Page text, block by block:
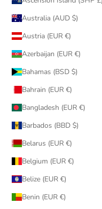
Australia (AUD $)
Austria (EUR €)
Azerbaijan (EUR €)
Bahamas (BSD $)
Bahrain (EUR €)
Bangladesh (EUR €)
Barbados (BBD $)
Belarus (EUR €)
Belgium (EUR €)
Belize (EUR €)
Benin (EUR €)